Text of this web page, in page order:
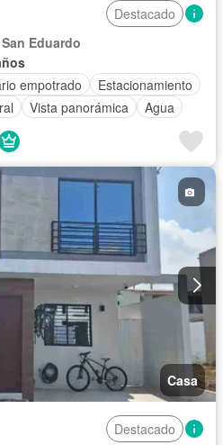
Destacado
Eduardo
empotrado
Estacionamiento
Vista panorámica
Agua
Jardín
Gimnasio
Seguridad
Parcialmente amoblado
Casa
Destacado